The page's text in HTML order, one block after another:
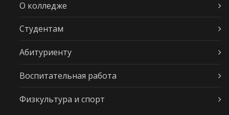
О колледже
Студентам
Абитуриенту
Воспитательная работа
Физкультура и спорт